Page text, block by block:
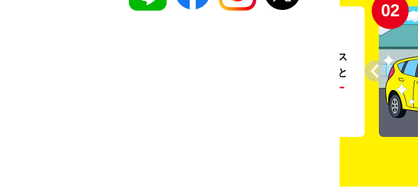
。ガソリンス
タンドや整備工場の既存インフラを活用すること
リー
02